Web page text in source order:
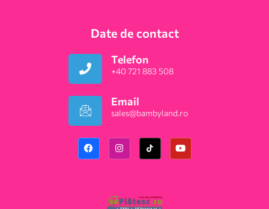
Date de contact
Telefon
+40 721 883 508
Email
sales@bambyland.ro​